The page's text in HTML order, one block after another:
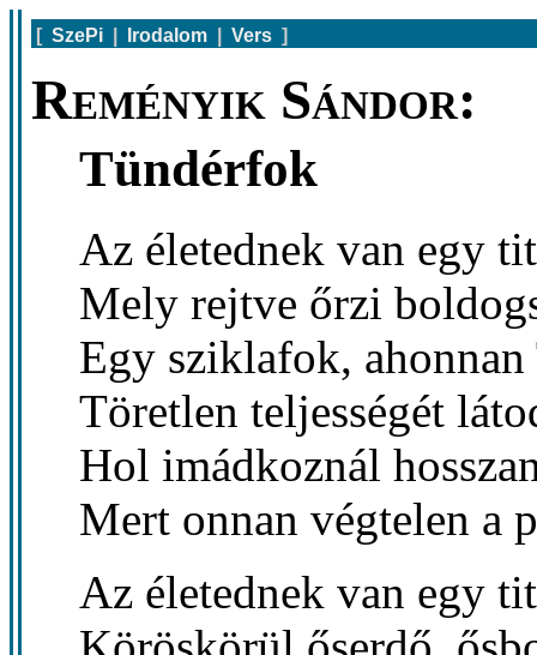
[ SzePi Irodalom Vers ]
Reményik Sándor:
Tündérfok
Az életednek van egy
Mely rejtve őrzi
Egy sziklafok, ahonnan
Töretlen teljességét
Hol imádkoznál
Mert onnan végtelen a
Az életednek van egy